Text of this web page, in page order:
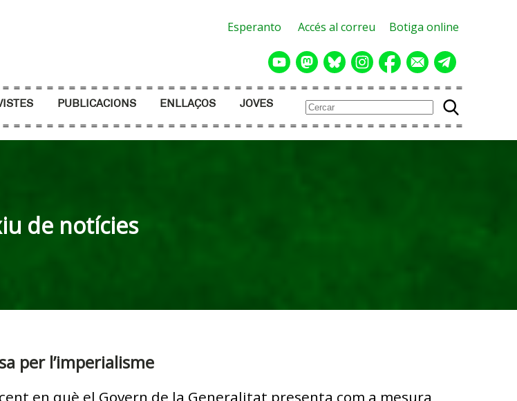
Esperanto Accés al correu Botiga online
PUBLICACIONS ENLLAÇOS JOVES
de notícies
per l’imperialisme
en què el Govern de la Generalitat presenta com a mesura